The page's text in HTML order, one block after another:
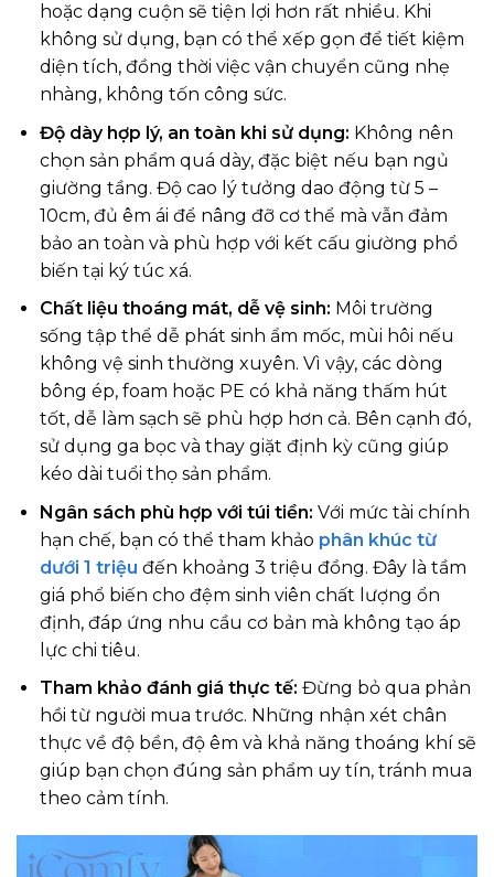
hoặc dạng cuộn sẽ tiện lợi hơn rất nhiều. Khi
không sử dụng, bạn có thể xếp gọn để tiết kiệm
diện tích, đồng thời việc vận chuyển cũng nhẹ
nhàng, không tốn công sức.
Độ dày hợp lý, an toàn khi sử dụng: Không nên
chọn sản phẩm quá dày, đặc biệt nếu bạn ngủ
giường tầng. Độ cao lý tưởng dao động từ 5 –
10cm, đủ êm ái để nâng đỡ cơ thể mà vẫn đảm
bảo an toàn và phù hợp với kết cấu giường phổ
biến tại ký túc xá.
Chất liệu thoáng mát, dễ vệ sinh: Môi trường
sống tập thể dễ phát sinh ẩm mốc, mùi hôi nếu
không vệ sinh thường xuyên. Vì vậy, các dòng
bông ép, foam hoặc PE có khả năng thấm hút
tốt, dễ làm sạch sẽ phù hợp hơn cả. Bên cạnh đó,
sử dụng ga bọc và thay giặt định kỳ cũng giúp
kéo dài tuổi thọ sản phẩm.
Ngân sách phù hợp với túi tiền: Với mức tài chính
hạn chế, bạn có thể tham khảo phân khúc từ
dưới 1 triệu đến khoảng 3 triệu đồng. Đây là tầm
giá phổ biến cho đệm sinh viên chất lượng ổn
định, đáp ứng nhu cầu cơ bản mà không tạo áp
lực chi tiêu.
Tham khảo đánh giá thực tế: Đừng bỏ qua phản
hồi từ người mua trước. Những nhận xét chân
thực về độ bền, độ êm và khả năng thoáng khí sẽ
giúp bạn chọn đúng sản phẩm uy tín, tránh mua
theo cảm tính.